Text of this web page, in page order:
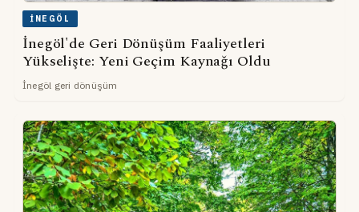
İNEGÖL
İnegöl'de Geri Dönüşüm Faaliyetleri
Yükselişte: Yeni Geçim Kaynağı Oldu
İnegöl geri dönüşüm